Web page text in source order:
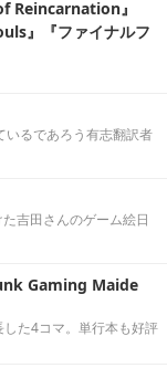
Reincarnation』
』『ファイナルフ
いるであろう有志翻訳者
吉田さんのゲーム絵日
Gaming Maide
た4コマ。単行本も好評